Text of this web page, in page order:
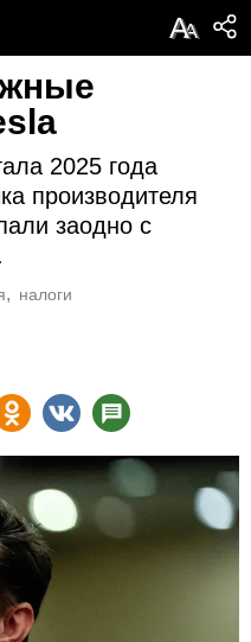
АА
2025 года
производителя
заодно с
налоги